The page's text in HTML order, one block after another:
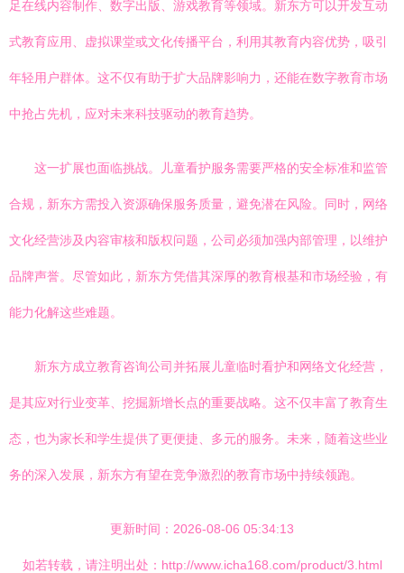
足在线内容制作、数字出版、游戏教育等领域。新东方可以开发互动
式教育应用、虚拟课堂或文化传播平台，利用其教育内容优势，吸引
年轻用户群体。这不仅有助于扩大品牌影响力，还能在数字教育市场
中抢占先机，应对未来科技驱动的教育趋势。
这一扩展也面临挑战。儿童看护服务需要严格的安全标准和监管
合规，新东方需投入资源确保服务质量，避免潜在风险。同时，网络
文化经营涉及内容审核和版权问题，公司必须加强内部管理，以维护
品牌声誉。尽管如此，新东方凭借其深厚的教育根基和市场经验，有
能力化解这些难题。
新东方成立教育咨询公司并拓展儿童临时看护和网络文化经营，
是其应对行业变革、挖掘新增长点的重要战略。这不仅丰富了教育生
态，也为家长和学生提供了更便捷、多元的服务。未来，随着这些业
务的深入发展，新东方有望在竞争激烈的教育市场中持续领跑。
更新时间：2026-08-06 05:34:13
如若转载，请注明出处：http://www.icha168.com/product/3.html